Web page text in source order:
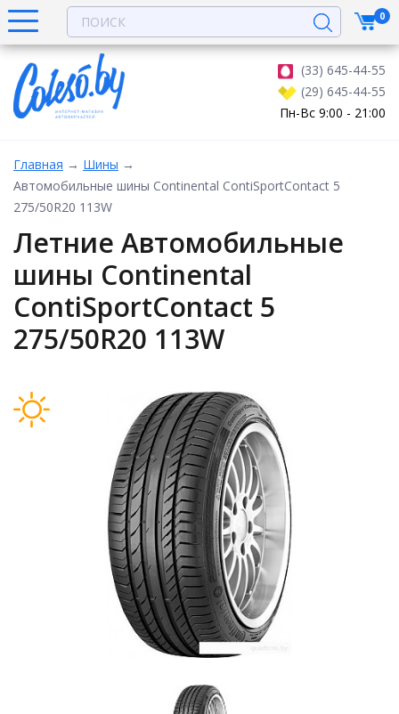
(33) 645-44-55
(29) 645-44-55
Пн-Вс 9:00 - 21:00
0
Главная → Шины →
Автомобильные шины Continental ContiSportContact 5
275/50R20 113W
Летние Автомобильные
шины Continental
ContiSportContact 5
275/50R20 113W